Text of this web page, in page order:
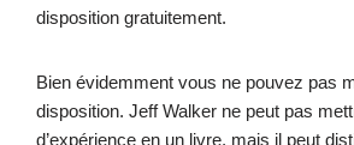
disposition gratuitement.
Bien évidemment vous ne pouvez pas
disposition. Jeff Walker ne peut pas
d’expérience en un livre, mais il peut